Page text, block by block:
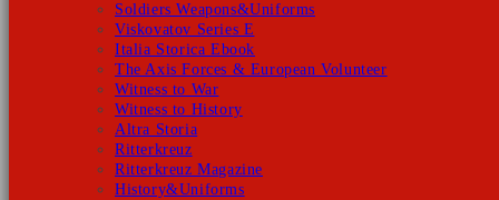
Soldiers Weapons&Uniforms
Viskovatov Series E
Italia Storica Ebook
The Axis Forces & European Volunteer
Witness to War
Witness to History
Altra Storia
Ritterkreuz
Ritterkreuz Magazine
History&Uniforms